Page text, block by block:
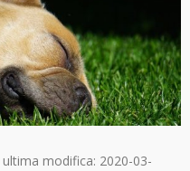
ultima modifica: 2020-03-